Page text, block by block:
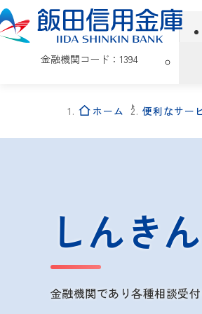
金融機関コード：1394
ホーム
便利なサー
しんき
金融機関であり各種相談受